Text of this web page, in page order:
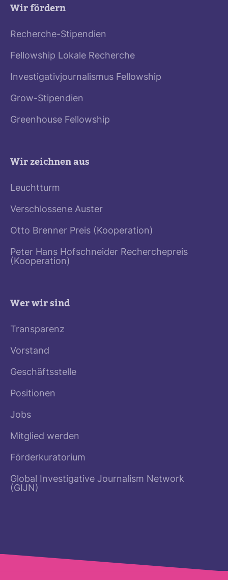
Wir fördern
Recherche-Stipendien
Fellowship Lokale Recherche
Investigativjournalismus Fellowship
Grow-Stipendien
Greenhouse Fellowship
Wir zeichnen aus
Leuchtturm
Verschlossene Auster
Otto Brenner Preis (Kooperation)
Peter Hans Hofschneider Recherchepreis
(Kooperation)
Wer wir sind
Transparenz
Vorstand
Geschäftsstelle
Positionen
Jobs
Mitglied werden
Förderkuratorium
Global Investigative Journalism Network
(GIJN)